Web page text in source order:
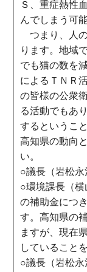
Ｓ、重症熱性
んでしまう可
つまり、人
ります。地域
でも猫の数を
によるＴＮＲ
の皆様の公衆
る活動でもあ
するというこ
高知県の動向
い。
○議長（岩松
○環境課長（
の補助金につ
す。高知県の
ますが、現在
していること
○議長（岩松